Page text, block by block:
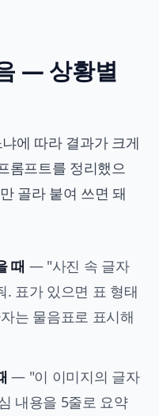
— 상황별
에 따라 결과가 크게
롬프트를 정리했으
골라 붙여 쓰면 돼
때 — "사진 속 글자
. 표가 있으면 표 형태
는 물음표로 표시해
— "이 이미지의 글자
내용을 5줄로 요약